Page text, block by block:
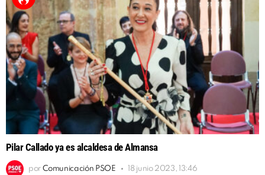
Pilar Callado ya es alcaldesa de Almansa
por Comunicación PSOE 18 junio 2023, 13:46